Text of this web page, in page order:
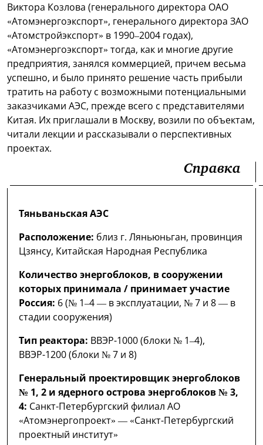
Виктора Козлова (генерального директора ОАО
«Атомэнергоэкспорт», генерального директора ЗАО
«Атомстройэкспорт» в 1990–2004 годах),
«Атомэнергоэкспорт» тогда, как и многие другие
предприятия, занялся коммерцией, причем весьма
успешно, и было принято решение часть прибыли
тратить на работу с возможными потенциальными
заказчиками АЭС, прежде всего с представителями
Китая. Их приглашали в Москву, возили по объектам,
читали лекции и рассказывали о перспективных
проектах.
Тяньваньская АЭС
Расположение: близ г. Ляньюньган, провинция
Цзянсу, Китайская Народная Республика
Количество энергоблоков, в сооружении
которых принимала / принимает участие
Россия: 6 (№ 1–4 — в эксплуатации, № 7 и 8 — в
стадии сооружения)
Тип реактора: ВВЭР-1000 (блоки № 1–4),
ВВЭР-1200 (блоки № 7 и 8)
Генеральный проектировщик энергоблоков
№ 1, 2 и ядерного острова энергоблоков № 3,
4: Санкт-Петербургский филиал АО
«Атомэнергопроект» — «Санкт-Петербургский
проектный институт»
Справка